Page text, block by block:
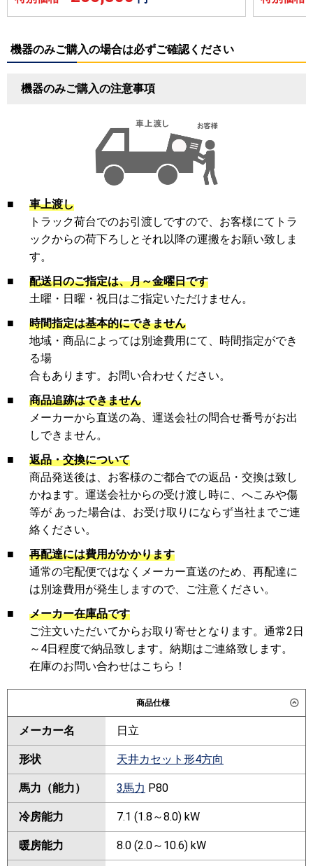
機器のみご購入の場合は必ずご確認ください
機器のみご購入の注意事項
■
車上渡し
トラック荷台でのお引渡しですので、お客様にてトラ
ックからの荷下ろしとそれ以降の運搬をお願い致しま
す。
■
配送日のご指定は、月～金曜日です
土曜・日曜・祝日はご指定いただけません。
■
時間指定は基本的にできません
地域・商品によっては別途費用にて、時間指定ができ
る場
合もあります。お問い合わせください。
■
商品追跡はできません
メーカーから直送の為、運送会社の問合せ番号がお出
しできません。
■
返品・交換について
商品発送後は、お客様のご都合での返品・交換は致し
かねます。運送会社からの受け渡し時に、へこみや傷
等が あった場合は、お受け取りにならず当社までご連
絡ください。
■
再配達には費用がかかります
通常の宅配便ではなくメーカー直送のため、再配達に
は別途費用が発生しますので、ご注意ください。
■
メーカー在庫品です
ご注文いただいてからお取り寄せとなります。通常2日
～4日程度で納品致します。納期はご連絡致します。
在庫のお問い合わせはこちら！
商品仕様
メーカー名 日立
形状 天井カセット形4方向
馬力（能力） 3馬力 P80
冷房能力 7.1 (1.8～8.0) kW
暖房能力 8.0 (2.0～10.6) kW